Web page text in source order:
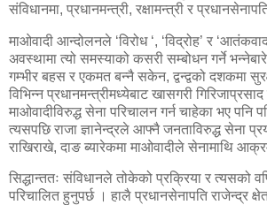
संविधानमा, प्रधानमन्त्री, रक्षामन्त्री र
माओवादी आन्दोलनले ‘विरोध ‘, ‘विद्रोह’ र
अवस्थामा त्यो समस्याको कसरी सम्बोधन गर्ने
गम्भीर बहस र एकमत बन्नै सकेन, द्वन्द्वको दशकमा
विभिन्न प्रधानमन्त्रीमध्येबाट खासगरी
माओवादीविरुद्ध सेना परिचालन गर्न चाहेका भए पनि
त्यसपछि राजा ज्ञानेन्द्रले आफ्नै जनताविरुद्ध सेना
राखिराखे, दाङ ब्यारेकमा माओवादीले सेनामाथि
सिद्धान्ततः संविधानले तोकेको प्रक्रिया र त्यसको
परिचालित हुनुपर्छ । हालै प्रधानसेनापति राजेन्द्र